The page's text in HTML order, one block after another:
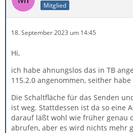
Mitglied
18. September 2023 um 14:45
Hi,
ich habe ahnungslos das in TB
115.2.0 angenommen, seither
Die Schaltfläche für das Senden
ist weg. Stattdessen ist da so eine
darauf läßt wohl wie früher genau
abrufen, aber es wird nichts mehr